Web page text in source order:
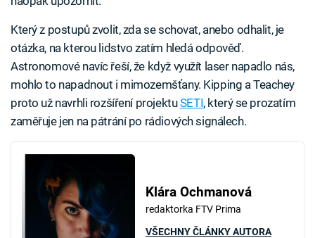
Který z postupů zvolit, zda se schovat, anebo odhalit, je
otázka, na kterou lidstvo zatím hledá odpověď.
Astronomové navíc řeší, že když využít laser napadlo nás,
mohlo to napadnout i mimozemšťany. Kipping a Teachey
proto už navrhli rozšíření projektuSETI, který se prozatím
zaměřuje jen na pátrání po rádiových signálech.
Klára Ochmanová
redaktorka FTV Prima
VŠECHNY ČLÁNKY AUTORA